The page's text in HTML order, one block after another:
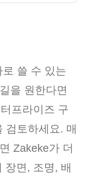
쓸 수 있는
을 원한다면
프라이즈 구
검토하세요. 매
Zakeke가 더
장면, 조명, 배